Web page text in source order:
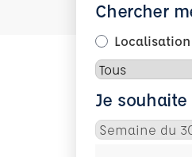
Chercher
Localisation
Je